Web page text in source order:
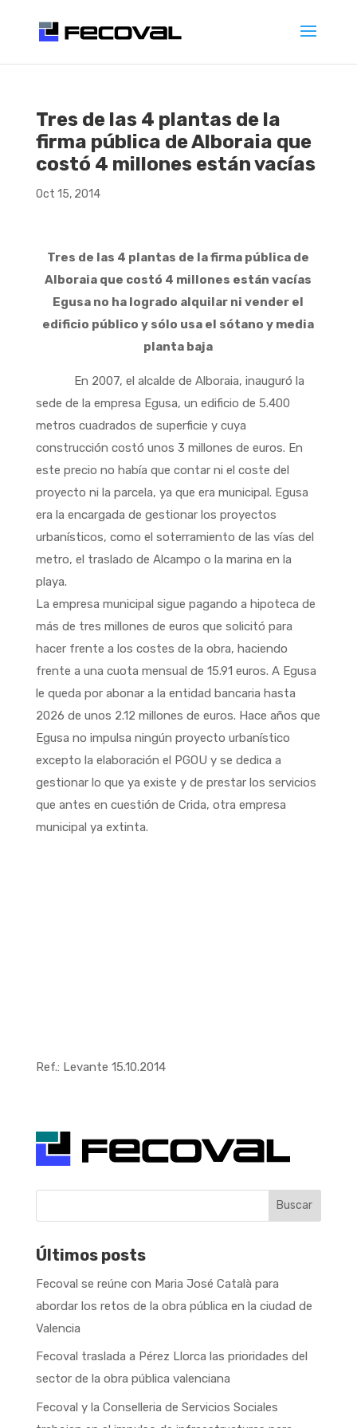
Tres de las 4 plantas de la
firma pública de Alboraia que
costó 4 millones están vacías
Oct 15, 2014
Tres de las 4 plantas de la firma pública de
Alboraia que costó 4 millones están vacías
Egusa no ha logrado alquilar ni vender el
edificio público y sólo usa el sótano y media
planta baja
En 2007, el alcalde de Alboraia, inauguró la
sede de la empresa Egusa, un edificio de 5.400
metros cuadrados de superficie y cuya
construcción costó unos 3 millones de euros. En
este precio no había que contar ni el coste del
proyecto ni la parcela, ya que era municipal. Egusa
era la encargada de gestionar los proyectos
urbanísticos, como el soterramiento de las vías del
metro, el traslado de Alcampo o la marina en la
playa.
La empresa municipal sigue pagando a hipoteca de
más de tres millones de euros que solicitó para
hacer frente a los costes de la obra, haciendo
frente a una cuota mensual de 15.91 euros. A Egusa
le queda por abonar a la entidad bancaria hasta
2026 de unos 2.12 millones de euros. Hace años que
Egusa no impulsa ningún proyecto urbanístico
excepto la elaboración el PGOU y se dedica a
gestionar lo que ya existe y de prestar los servicios
que antes en cuestión de Crida, otra empresa
municipal ya extinta.
Ref.: Levante 15.10.2014
Buscar
Últimos posts
Fecoval se reúne con Maria José Català para
abordar los retos de la obra pública en la ciudad de
Valencia
Fecoval traslada a Pérez Llorca las prioridades del
sector de la obra pública valenciana
Fecoval y la Conselleria de Servicios Sociales